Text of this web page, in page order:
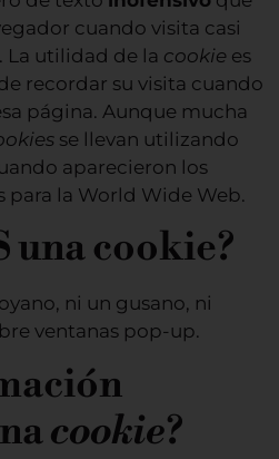
cuando visita casi
utilidad de la cookie es
recordar su visita cuando
página. Aunque mucha
se llevan utilizando
aparecieron los
para la World Wide Web.
una cookie?
ni un gusano, ni
ventanas pop-up.
cookie?